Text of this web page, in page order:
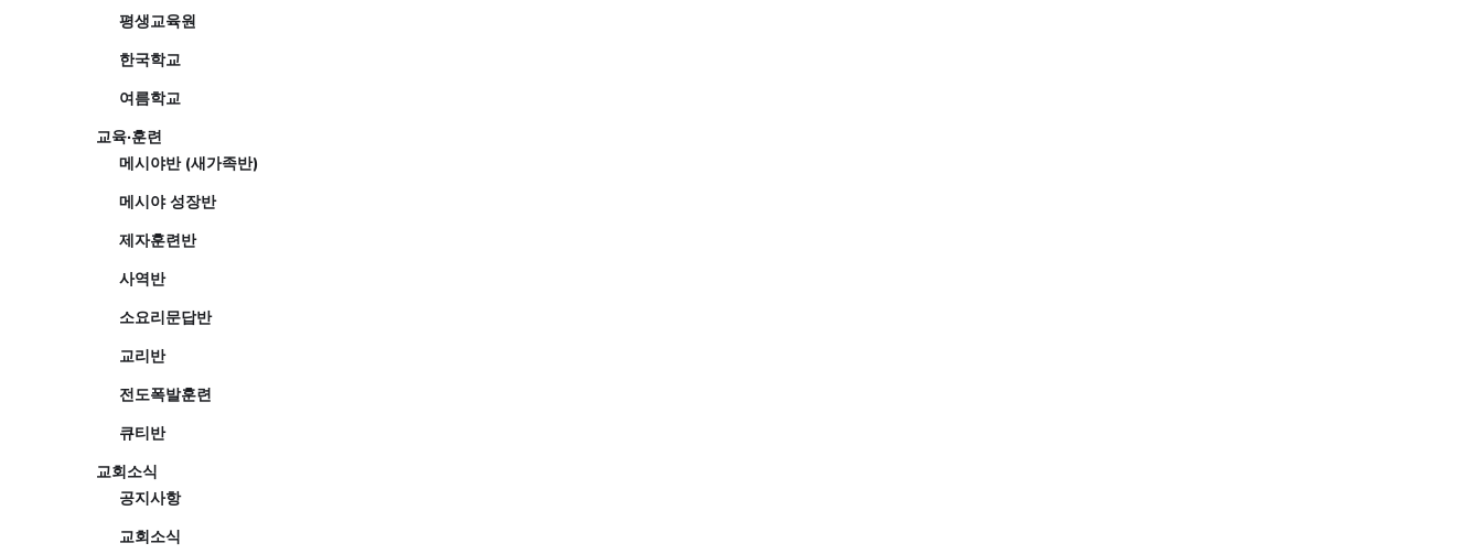
평생교육원
한국학교
여름학교
교육·훈련
메시야반 (새가족반)
메시야 성장반
제자훈련반
사역반
소요리문답반
교리반
전도폭발훈련
큐티반
교회소식
공지사항
교회소식